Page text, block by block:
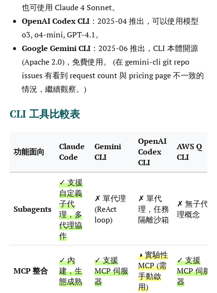
也可使用 Claude 4 Sonnet。
OpenAI Codex CLI ：2025-04 推出，可以使用模型
o3, o4-mini, GPT-4.1。
Google Gemini CLI ：2025-06 推出，CLI 本體開源
(Apache 2.0)，免費使用。 (在 gemini-cli git repo
issues 有看到 request count 與 pricing page 不一致的
情況，繼續觀察。)
CLI 工具比較表
功能面向
Claude
Code
Gemini
CLI
OpenAI
Codex
CLI
AWS Q
CLI
Subagents
✓ 支援
自定義
子代
理，多
代理協
作
✗ 單代理
(ReAct
loop)
✗ 單代
理，任務
隔離沙箱
✗ 無子代
理概念
MCP 整合
✓ 內
建，生
態成熟
✓ 支援
MCP 伺服
器
◑ 實驗性
MCP (需
手動啟
用)
✓ 支援
MCP 伺服
器